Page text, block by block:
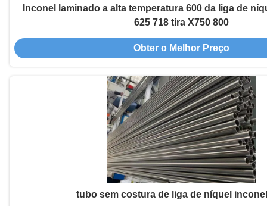
Inconel laminado a alta temperatura 600 da liga de
625 718 tira X750 800
Obter o Melhor Preço
tubo sem costura de liga de níquel